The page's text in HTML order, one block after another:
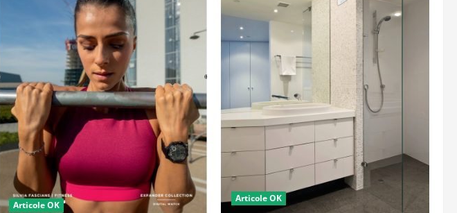
Articole OK
Articole OK